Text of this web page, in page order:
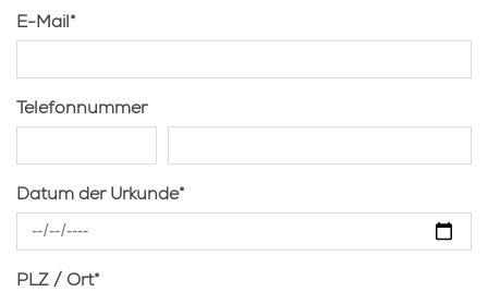
E-Mail*
Telefonnummer
Datum der Urkunde*
PLZ / Ort*